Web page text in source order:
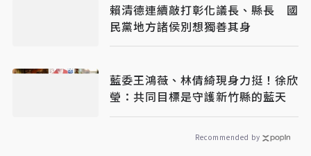
賴清德連續敲打彰化議長、縣長 國
民黨地方諸侯別想獨善其身
藍委王鴻薇、林倩綺現身力挺！徐欣
瑩：共同目標是守護新竹縣的藍天
Recommended by